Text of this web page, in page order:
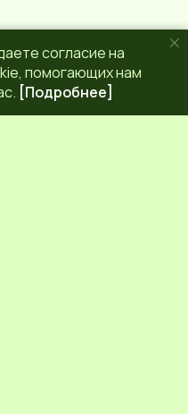
согласие на
помогающих нам
[Подробнее]